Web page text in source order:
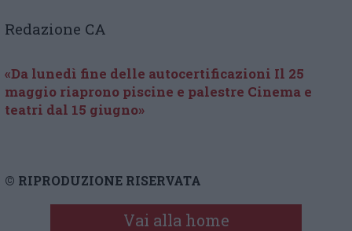
Redazione CA
«Da lunedì fine delle autocertificazioni Il 25
maggio riaprono piscine e palestre Cinema e
teatri dal 15 giugno»
© RIPRODUZIONE RISERVATA
Vai alla home